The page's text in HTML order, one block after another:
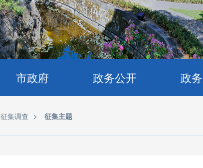
市政府 政务公开 政
征集调查 > 征集主题